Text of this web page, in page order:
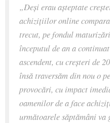
„Deși erau așteptate
achizițiilor online
trecut, pe fondul
începutul de an a
ascendent, cu creșteri de
însă traversăm din nou o
provocări, cu impact
oamenilor de a face
următoarele săptămâni va